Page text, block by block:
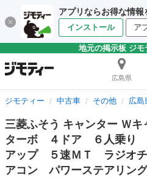
アプリならお得な情報
インストール ア
地元の掲示板 ジ
広島県
ジモティー 中古車 その他 広島
三菱ふそう キャンター Ｗ
ターボ ４ドア ６人乗り
アップ ５速ＭＴ ラジオ
アコン パワーステアリン